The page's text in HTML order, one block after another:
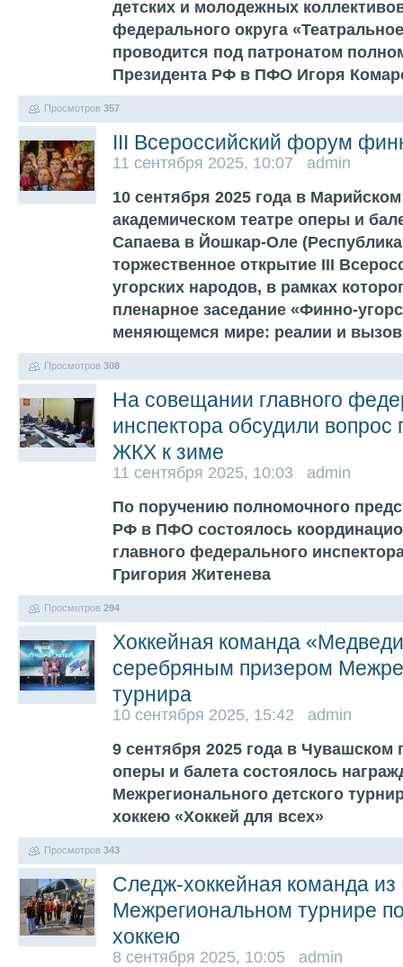
детских и молодежных
федерального округа
проводится под патронатом
Президента РФ в ПФО Игоря
Просмотров 357
III Всероссийский форум
11 сентября 2025, 10:07 admin
10 сентября 2025 года в
академическом театре оперы и
Сапаева в Йошкар-Оле
торжественное открытие III
угорских народов, в рамках
пленарное заседание «Финно-
меняющемся мире: реалии и
Просмотров 308
На совещании главного
инспектора обсудили вопрос
ЖКХ к зиме
11 сентября 2025, 10:03 admin
По поручению полномочного
РФ в ПФО состоялось
главного федерального
Григория Житенева
Просмотров 294
Хоккейная команда
серебряным призером
турнира
10 сентября 2025, 15:42 admin
9 сентября 2025 года в Чувашском
оперы и балета состоялось
Межрегионального детского
хоккею «Хоккей для всех»
Просмотров 343
Следж-хоккейная команда из
Межрегиональном турнире
хоккею
8 сентября 2025, 10:05 admin